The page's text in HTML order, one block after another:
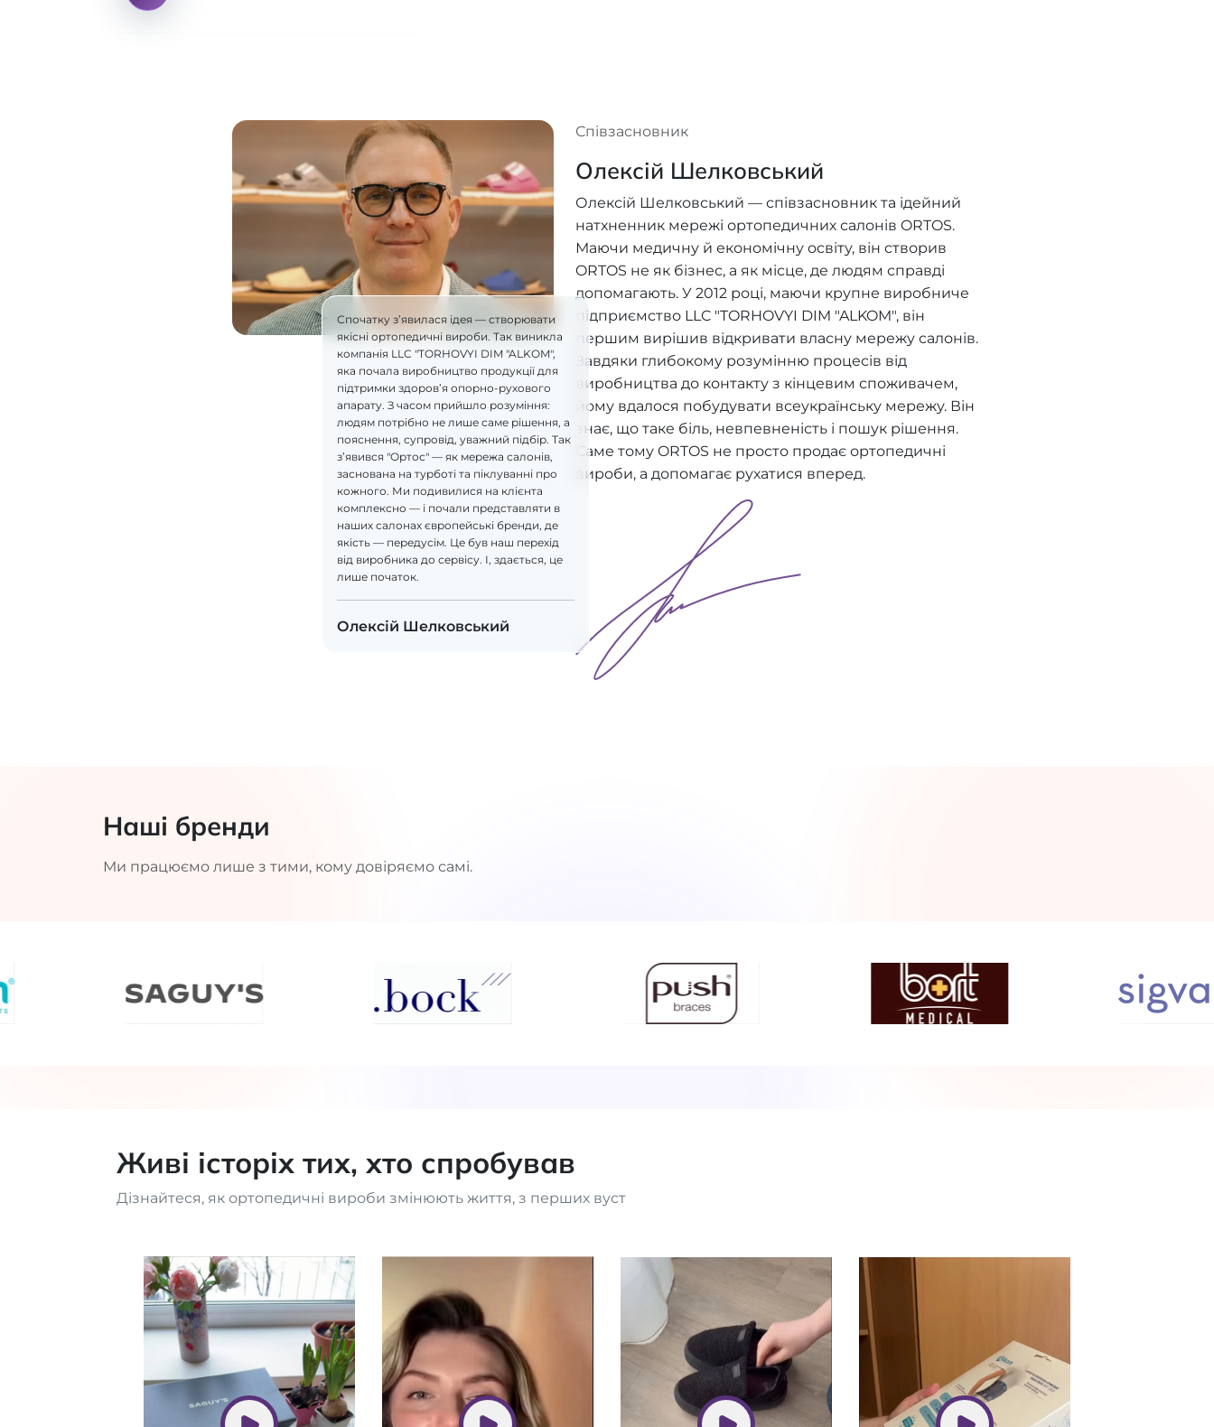
Спочатку з’явилася ідея — створювати
якісні ортопедичні вироби. Так виникла
компанія LLC "TORHOVYI DIM "ALKOM",
яка почала виробництво продукції для
підтримки здоров’я опорно-рухового
апарату. З часом прийшло розуміння:
людям потрібно не лише саме рішення, а
пояснення, супровід, уважний підбір. Так
з’явився "Ортос" — як мережа салонів,
заснована на турботі та піклуванні про
кожного. Ми подивилися на клієнта
комплексно — і почали представляти в
наших салонах європейські бренди, де
якість — передусім. Це був наш перехід
від виробника до сервісу. І, здається, це
лише початок.
Олексій Шелковський
Співзасновник
Олексій Шелковський
Олексій Шелковський — співзасновник та ідейний
натхненник мережі ортопедичних салонів ORTOS.
Маючи медичну й економічну освіту, він створив
ORTOS не як бізнес, а як місце, де людям справді
допомагають. У 2012 році, маючи крупне виробниче
підприємство LLC "TORHOVYI DIM "ALKOM", він
першим вирішив відкривати власну мережу салонів.
Завдяки глибокому розумінню процесів від
виробництва до контакту з кінцевим споживачем,
йому вдалося побудувати всеукраїнську мережу. Він
знає, що таке біль, невпевненість і пошук рішення.
Саме тому ORTOS не просто продає ортопедичні
вироби, а допомагає рухатися вперед.
Наші бренди
Ми працюємо лише з тими, кому довіряємо самі.
Живі історіх тих, хто спробував
Дізнайтеся, як ортопедичні вироби змінюють життя, з перших вуст